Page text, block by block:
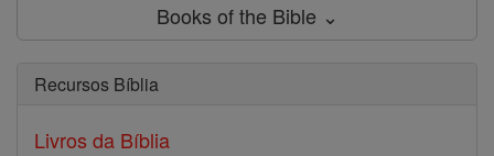
Books of the Bible ⌄
Recursos Bíblia
Livros da Bíblia